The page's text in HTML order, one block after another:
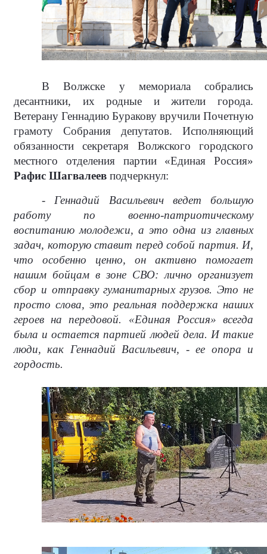
В Волжске у мемориала собрались
десантники, их родные и жители города.
Ветерану Геннадию Буракову вручили Почетную
грамоту Собрания депутатов. Исполняющий
обязанности секретаря Волжского городского
местного отделения партии «Единая Россия»
Рафис Шагвалеев подчеркнул:
- Геннадий Васильевич ведет большую
работу по военно-патриотическому
воспитанию молодежи, а это одна из главных
задач, которую ставит перед собой партия. И,
что особенно ценно, он активно помогает
нашим бойцам в зоне СВО: лично организует
сбор и отправку гуманитарных грузов. Это не
просто слова, это реальная поддержка наших
героев на передовой. «Единая Россия» всегда
была и остается партией людей дела. И такие
люди, как Геннадий Васильевич, - ее опора и
гордость.